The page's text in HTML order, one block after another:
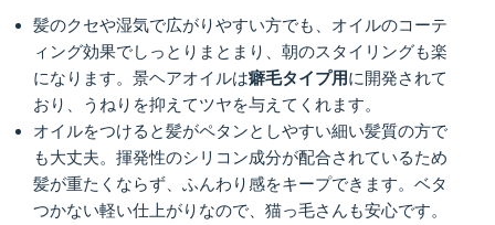
髪のクセや湿気で広がりやすい方でも、オイルのコーテ
ィング効果でしっとりまとまり、朝のスタイリングも楽
になります。景ヘアオイルは癖毛タイプ用に開発されて
おり、うねりを抑えてツヤを与えてくれます。
オイルをつけると髪がペタンとしやすい細い髪質の方で
も大丈夫。揮発性のシリコン成分が配合されているため
髪が重たくならず、ふんわり感をキープできます。ベタ
つかない軽い仕上がりなので、猫っ毛さんも安心です。